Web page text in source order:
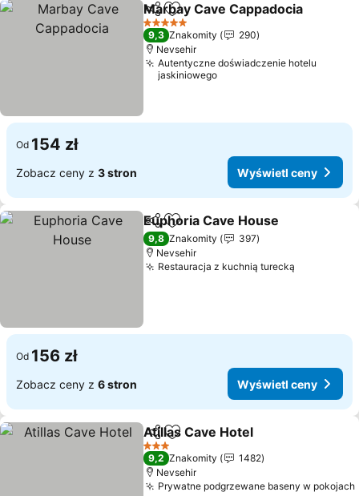
Udostępnij
Dodaj do ulubionych
Marbay Cave Cappadocia
5 Kategoria
9,3 Znakomity
290
Nevsehir
Autentyczne doświadczenie hotelu
jaskiniowego
Od 154 zł
Zobacz ceny z 3 stron Wyświetl ceny
UdostępnijDodaj do ulubionych
Euphoria Cave House
9,8 Znakomity
397
Nevsehir
Restauracja z kuchnią turecką
Od 156 zł
Zobacz ceny z 6 stron Wyświetl ceny
Udostępnij
Dodaj do ulubionych
Atillas Cave Hotel
3 Kategoria
9,2 Znakomity
1482
Nevsehir
Prywatne podgrzewane baseny w pokojach